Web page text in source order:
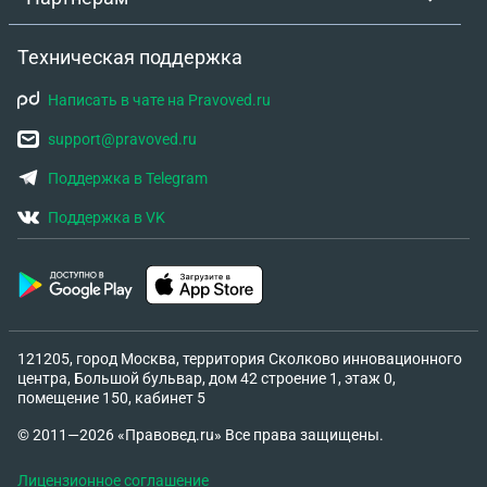
Техническая поддержка
Написать в чате на Pravoved.ru
support@pravoved.ru
Поддержка в Telegram
Поддержка в VK
121205, город Москва, территория Сколково инновационного
центра, Большой бульвар, дом 42 строение 1, этаж 0,
помещение 150, кабинет 5
© 2011—2026 «Правовед.ru» Все права защищены.
Лицензионное соглашение